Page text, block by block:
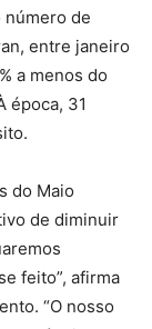
número de
entre janeiro
a menos do
época, 31
do Maio
de diminuir
feito”, afirma
“O nosso